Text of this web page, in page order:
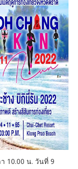
10.00 น. วันที่ 9